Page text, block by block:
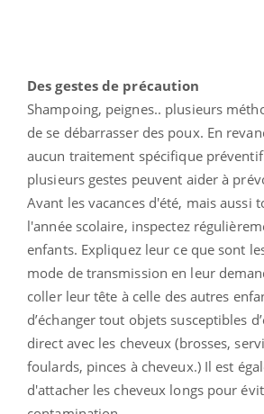
Des gestes de précaution
Shampoing, peignes.. plusieurs
de se débarrasser des poux. En
aucun traitement spécifique
plusieurs gestes peuvent aider à
Avant les vacances d'été, mais aussi
l'année scolaire, inspectez
enfants. Expliquez leur ce que sont
mode de transmission en leur
coller leur tête à celle des autres
d’échanger tout objets susceptibles
direct avec les cheveux (brosses,
foulards, pinces à cheveux.) Il est
d'attacher les cheveux longs pour